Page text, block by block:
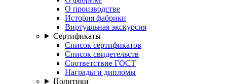
О производстве
История фабрики
Виртуальная экскурсия
Сертификаты
Список сертификатов
Список свидетельств
Соответствие ГОСТ
Награды и дипломы
Политики